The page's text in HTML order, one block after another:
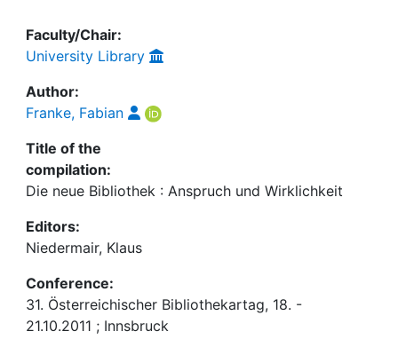
Faculty/Chair:
University Library
Author:
Franke, Fabian
Title of the
compilation:
Die neue Bibliothek : Anspruch und Wirklichkeit
Editors:
Niedermair, Klaus
Conference:
31. Österreichischer Bibliothekartag, 18. -
21.10.2011 ; Innsbruck